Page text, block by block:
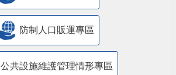
防制人口販運專區
​公共設施維護管理情形專區